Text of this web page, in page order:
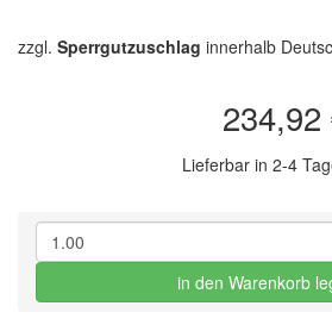
zzgl. Sperrgutzuschlag innerhalb
234,92
Lieferbar in 2-4
in den Warenkorb